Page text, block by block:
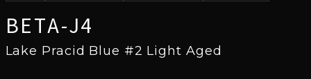
BETA-J4
Lake Pracid Blue #2 Light Aged